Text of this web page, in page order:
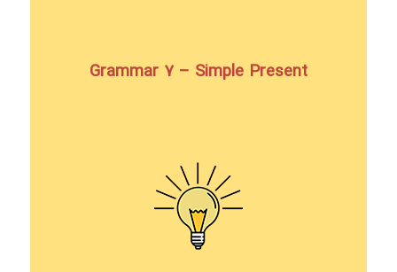
Grammar 7 – Simple Present